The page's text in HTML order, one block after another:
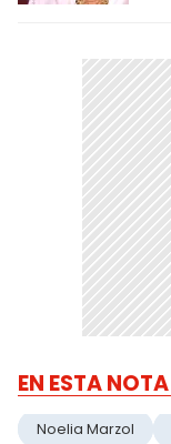
EN ESTA NOTA
Noelia Marzol